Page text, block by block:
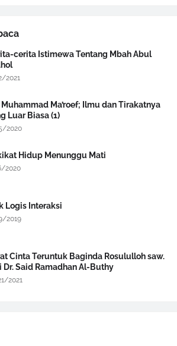
cerita Istimewa Tentang Mbah Abul
2021
Muhammad Ma’roef; Ilmu dan Tirakatnya
Luar Biasa (1)
2020
Hidup Menunggu Mati
2020
Logis Interaksi
2019
Cinta Teruntuk Baginda Rosululloh saw.
Dr. Said Ramadhan Al-Buthy
2021